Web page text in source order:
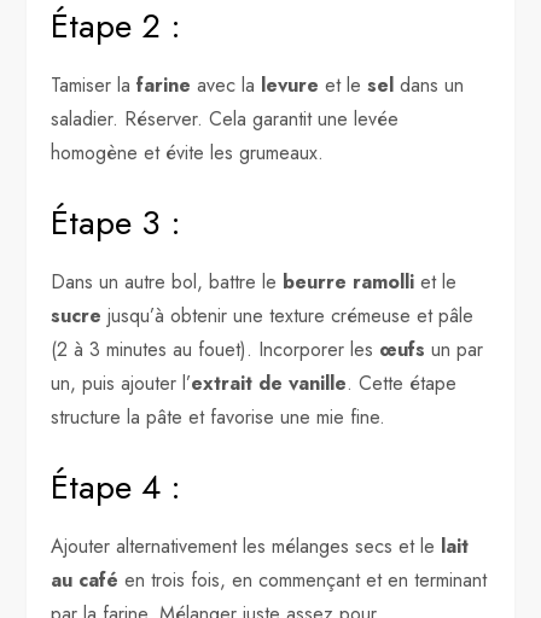
Étape 2 :
Tamiser lafarine avec la levure et lesel dans un
saladier. Réserver. Cela garantit une levée
homogène et évite les grumeaux.
Étape 3 :
Dans un autre bol, battre le beurre ramolli et le
sucre jusqu’à obtenir une texture crémeuse et pâle
(2 à 3 minutes au fouet). Incorporer les œufs un par
un, puis ajouter l’extrait de vanille. Cette étape
structure la pâte et favorise une mie fine.
Étape 4 :
Ajouter alternativement les mélanges secs et le lait
au café en trois fois, en commençant et en terminant